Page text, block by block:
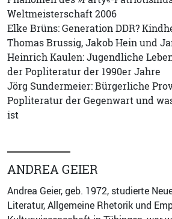
Weltmeisterschaft 2006
Elke Brüns: Generation DDR?
Thomas Brussig, Jakob Hein und
Heinrich Kaulen: Jugendliche
der Popliteratur der 1990er Jahre
Jörg Sundermeier: Bürgerliche
Popliteratur der Gegenwart und
ist
ANDREA GEIER
Andrea Geier, geb. 1972, studierte
Literatur, Allgemeine Rhetorik und